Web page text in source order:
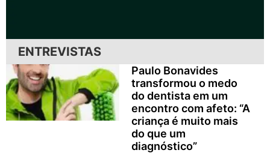
ENTREVISTAS
Paulo Bonavides
transformou o medo
do dentista em um
encontro com afeto: “A
criança é muito mais
do que um
diagnóstico”